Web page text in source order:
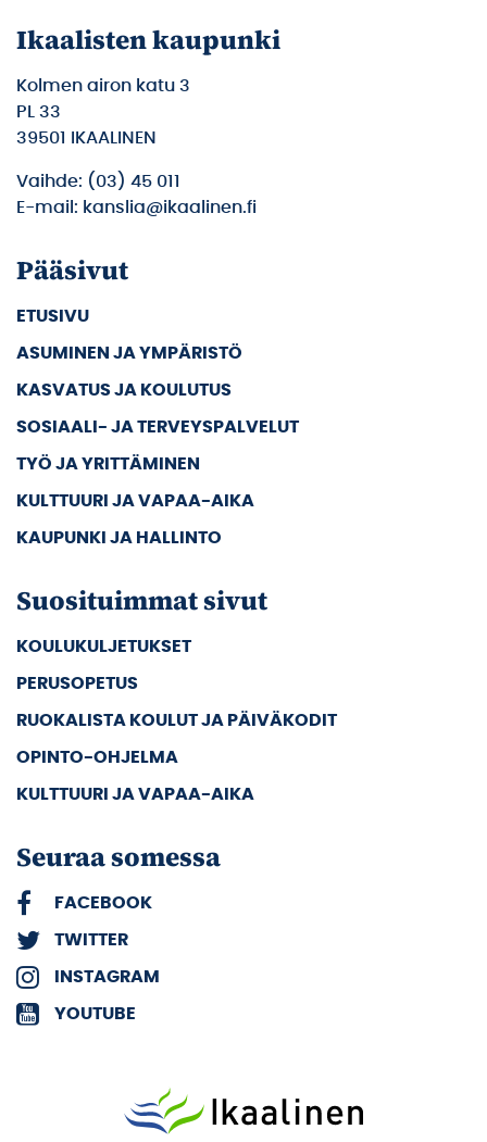
Ikaalisten kaupunki
Kolmen airon katu 3
PL 33
39501 IKAALINEN
Vaihde: (03) 45 011
E-mail: kanslia@ikaalinen.fi
Pääsivut
ETUSIVU
ASUMINEN JA YMPÄRISTÖ
KASVATUS JA KOULUTUS
SOSIAALI- JA TERVEYSPALVELUT
TYÖ JA YRITTÄMINEN
KULTTUURI JA VAPAA-AIKA
KAUPUNKI JA HALLINTO
Suosituimmat sivut
KOULUKULJETUKSET
PERUSOPETUS
RUOKALISTA KOULUT JA PÄIVÄKODIT
OPINTO-OHJELMA
KULTTUURI JA VAPAA-AIKA
Seuraa somessa
FACEBOOK
TWITTER
INSTAGRAM
YOUTUBE